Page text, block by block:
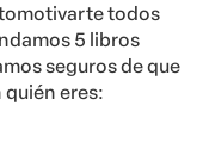
todos
5 libros
seguros de que
quién eres: